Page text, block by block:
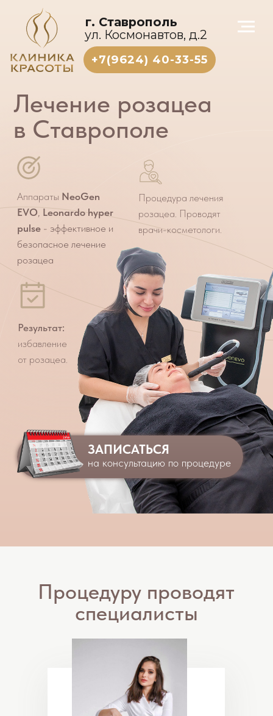
г. Ставрополь
ул. Космонавтов, д.2
+7(9624) 40-33-55
Записаться
Лечение розацеа
в Ставрополе
врачи-косметологи.
АппаратыNeoGen
pulse- эффективное и
безопасное лечение
Результат:
избавление
ЗАПИСАТЬСЯ
на консультацию по процедуре
Процедуру проводят
специалисты
Науменко Мария
Юрьевна
дерматовенеролог